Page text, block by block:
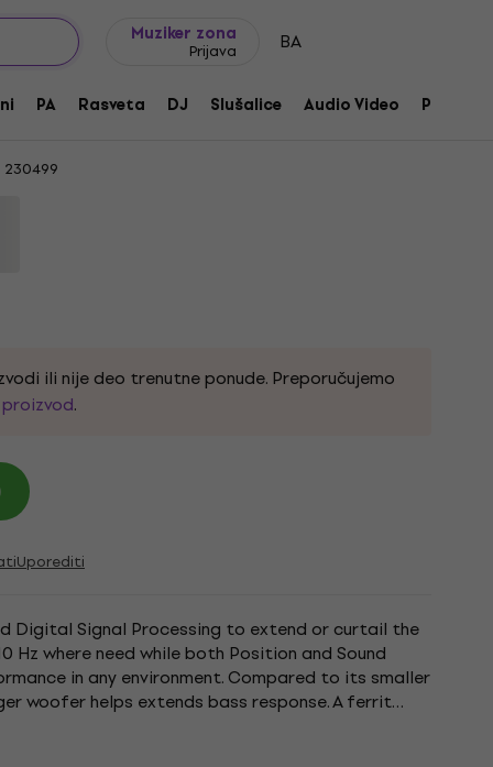
Muziker zona
Prijava BA
PA Rasveta DJ Slušalice Audio Video Pribor
студијски монитор
230499
ili nije deo trenutne ponude. Preporučujemo
.
Uporediti
Digital Signal Processing to extend or curtail the
Hz where need while both Position and Sound
in any environment. Compared to its smaller
woofer helps extends bass response. A ferrit